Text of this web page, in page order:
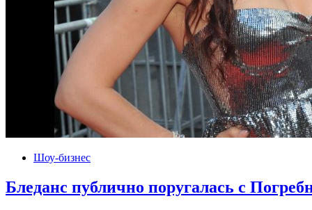
Шоу-бизнес
Бледанс публично поругалась с